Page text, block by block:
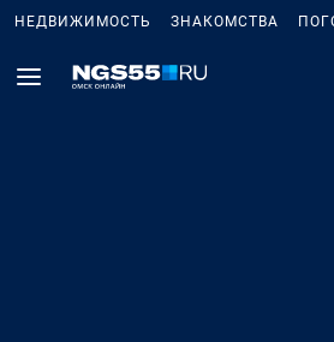
НЕДВИЖИМОСТЬ ЗНАКОМСТВА